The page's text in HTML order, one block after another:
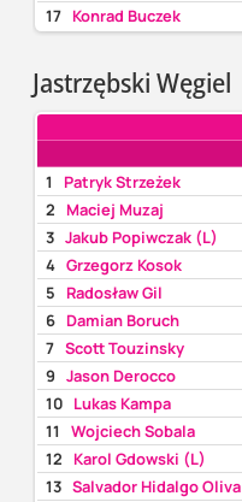
17 Konrad Buczek
Jastrzębski Węgiel
1 Patryk Strzeżek
2
Maciej Muzaj
3 Jakub Popiwczak (L)
4 Grzegorz Kosok
5
Radosław Gil
6 Damian Boruch
7 Scott Touzinsky
9 Jason Derocco
10 Lukas Kampa
11
Wojciech Sobala
12
Karol Gdowski (L)
13 Salvador Hidalgo Oliva